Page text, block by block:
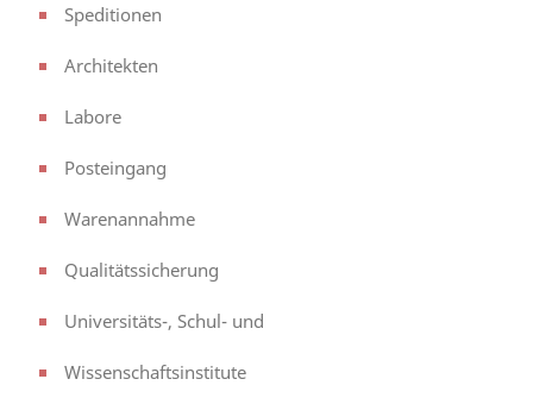
Speditionen
Architekten
Labore
Posteingang
Warenannahme
Qualitätssicherung
Universitäts-, Schul- und
Wissenschaftsinstitute